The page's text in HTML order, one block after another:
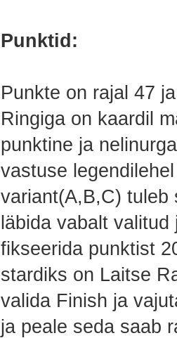
Punktid:
Punkte on rajal 47
Ringiga on kaardil
punktine ja
vastuse
variant(A,B,C) tuleb
läbida vabalt
fikseerida punktist
stardiks on Laitse
valida Finish ja
ja peale seda saab